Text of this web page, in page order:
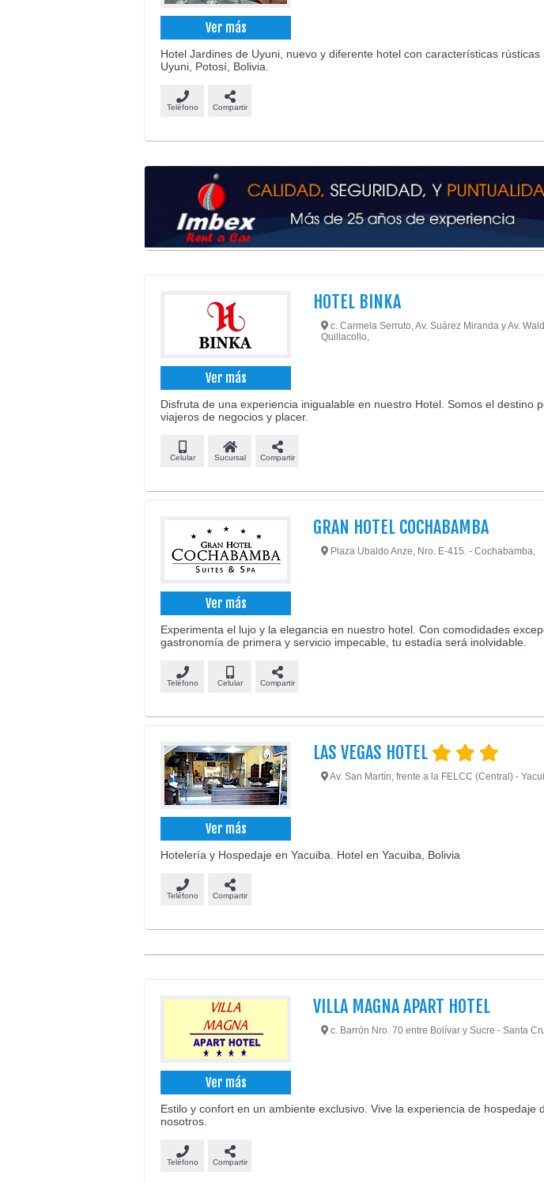
Ver más
Hotel Jardines de Uyuni, nuevo y diferente hotel con características rústicas
Uyuni, Potosí, Bolivia.
Teléfono Compartir
Ver más
HOTEL BINKA
c. Carmela Serruto, Av. Suárez Miranda y Av.
Quillacollo,
Disfruta de una experiencia inigualable en nuestro Hotel. Somos el destino
viajeros de negocios y placer.
Celular Sucursal Compartir
Ver más
GRAN HOTEL COCHABAMBA
Plaza Ubaldo Anze, Nro. E-415. - Cochabamba,
Experimenta el lujo y la elegancia en nuestro hotel. Con comodidades
gastronomía de primera y servicio impecable, tu estadía será inolvidable.
Teléfono Celular Compartir
Ver más
LAS VEGAS HOTEL
Av. San Martín, frente a la FELCC (Central) -
Hotelería y Hospedaje en Yacuiba. Hotel en Yacuiba, Bolivia
Teléfono Compartir
Ver más
VILLA MAGNA APART HOTEL
c. Barrón Nro. 70 entre Bolívar y Sucre - Santa
Estilo y confort en un ambiente exclusivo. Vive la experiencia de hospedaje
nosotros.
Teléfono Compartir